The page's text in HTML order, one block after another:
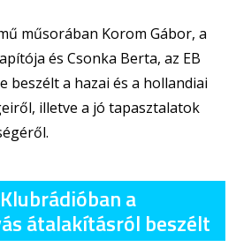
műsorában Korom Gábor, a
és Csonka Berta, az EB
beszélt a hazai és a hollandiai
illetve a jó tapasztalatok
a
átalakításról beszélt